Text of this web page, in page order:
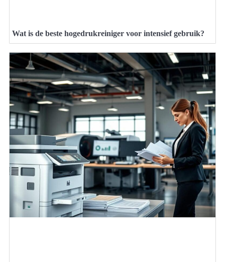
Wat is de beste hogedrukreiniger voor intensief gebruik?